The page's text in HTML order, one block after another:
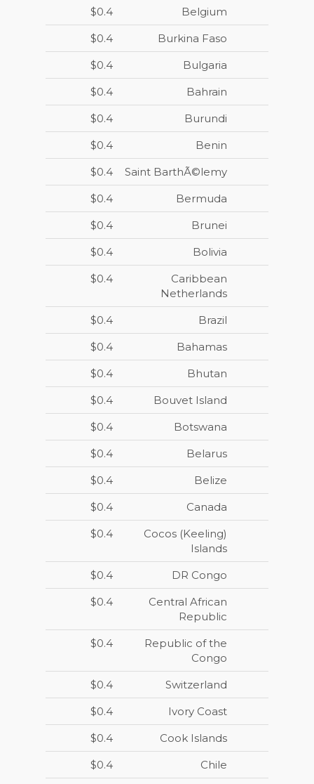
Belgium
$0.4
Burkina Faso
$0.4
Bulgaria
$0.4
Bahrain
$0.4
Burundi
$0.4
Benin
$0.4
Saint BarthÃ©lemy
$0.4
Bermuda
$0.4
Brunei
$0.4
Bolivia
$0.4
Caribbean
Netherlands
$0.4
Brazil
$0.4
Bahamas
$0.4
Bhutan
$0.4
Bouvet Island
$0.4
Botswana
$0.4
Belarus
$0.4
Belize
$0.4
Canada
$0.4
Cocos (Keeling)
Islands
$0.4
DR Congo
$0.4
Central African
Republic
$0.4
Republic of the
Congo
$0.4
Switzerland
$0.4
Ivory Coast
$0.4
Cook Islands
$0.4
Chile
$0.4